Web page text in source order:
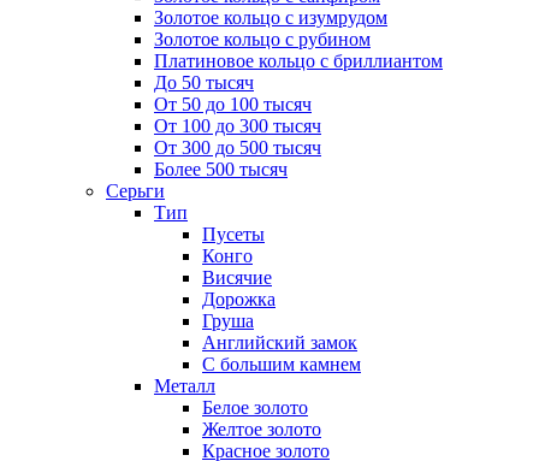
Золотое кольцо с изумрудом
Золотое кольцо с рубином
Платиновое кольцо с бриллиантом
До 50 тысяч
От 50 до 100 тысяч
От 100 до 300 тысяч
От 300 до 500 тысяч
Более 500 тысяч
Серьги
Тип
Пусеты
Конго
Висячие
Дорожка
Груша
Английский замок
С большим камнем
Металл
Белое золото
Желтое золото
Красное золото